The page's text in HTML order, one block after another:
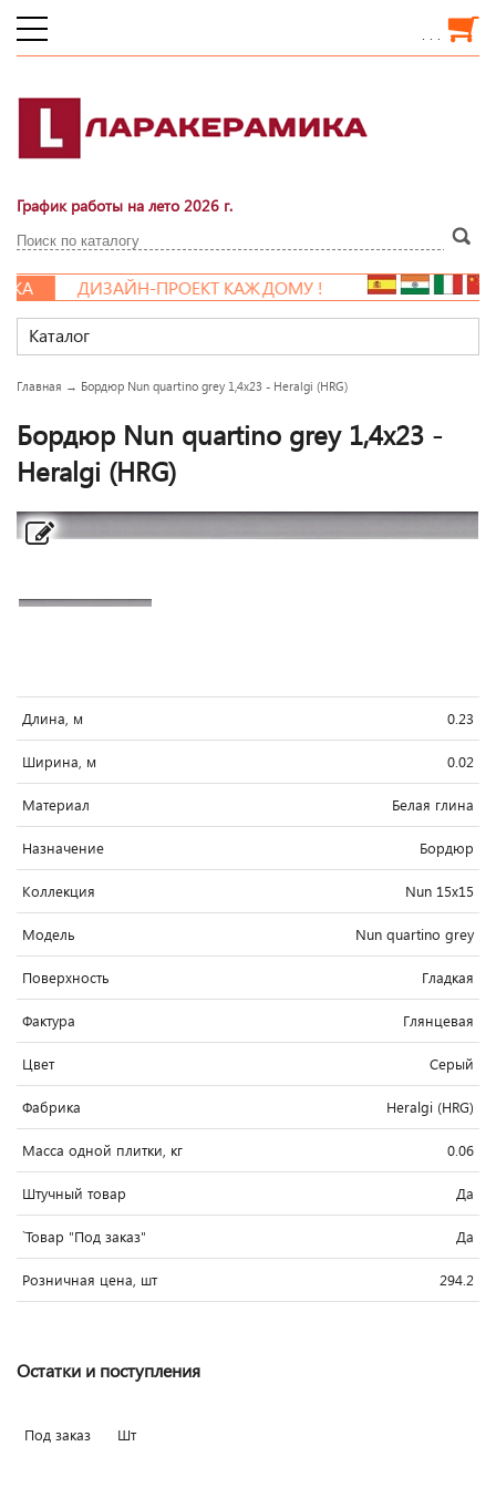
. . .
График работы на лето 2026 г.
ДИЗАЙН-ПРОЕКТ КАЖДОМУ !
Каталог
Главная → Бордюр Nun quartino grey 1,4x23 - Heralgi (HRG)
Бордюр Nun quartino grey 1,4x23 -
Heralgi (HRG)
Длина, м 0.23
Ширина, м 0.02
Материал Белая глина
Назначение Бордюр
Коллекция Nun 15x15
Модель Nun quartino grey
Поверхность Гладкая
Фактура Глянцевая
Цвет Серый
Фабрика Heralgi (HRG)
Масса одной плитки, кг 0.06
Штучный товар Да
`Товар "Под заказ" Да
Розничная цена, шт 294.2
Остатки и поступления
Под заказ Шт